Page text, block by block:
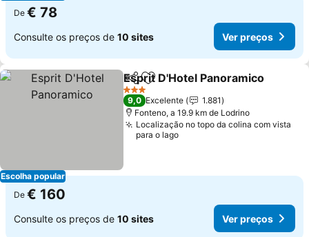
De € 78
Consulte os preços de 10 sites Ver preços
Escolha popular
PartilharAdicionar aos favoritos
Esprit D'Hotel Panoramico
3 Estrelas
9,0 Excelente
1.881
Fonteno, a 19.9 km de Lodrino
Localização no topo da colina com vista
para o lago
De € 160
Consulte os preços de 10 sites Ver preços